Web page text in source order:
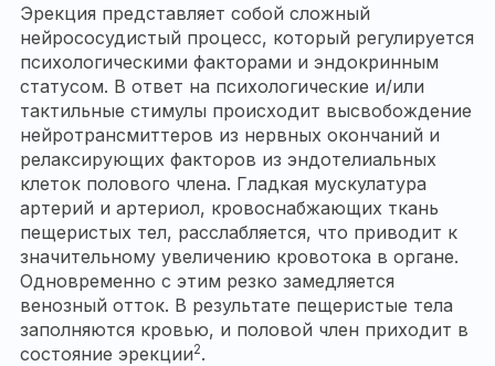
Эрекция представляет собой сложный
нейрососудистый процесс, который регулируется
психологическими факторами и эндокринным
статусом. В ответ на психологические и/или
тактильные стимулы происходит высвобождение
нейротрансмиттеров из нервных окончаний и
релаксирующих факторов из эндотелиальных
клеток полового члена. Гладкая мускулатура
артерий и артериол, кровоснабжающих ткань
пещеристых тел, расслабляется, что приводит к
значительному увеличению кровотока в органе.
Одновременно с этим резко замедляется
венозный отток. В результате пещеристые тела
заполняются кровью, и половой член приходит в
состояние эрекции2.